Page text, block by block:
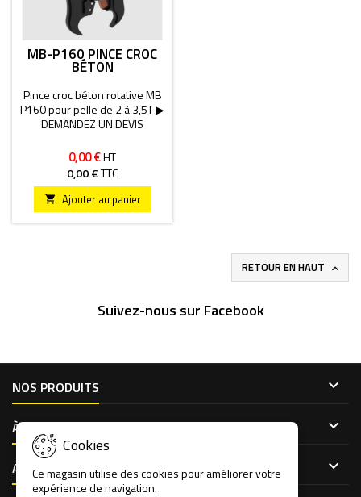
MB-P160 PINCE CROC
BÉTON
Pince croc béton rotative MB
P160 pour pelle de 2 à 3,5T ▶
DEMANDEZ UN DEVIS
0,00 €HT
0,00 €TTC
 Ajouter au panier
RETOUR EN HAUT 
Suivez-nous sur Facebook
NOS PRODUITS 
À PROPOS DE NOUS 
ACCÈS CLIENT 
Cookies
Ce magasin utilise des cookies pour améliorer votre
expérience de navigation.